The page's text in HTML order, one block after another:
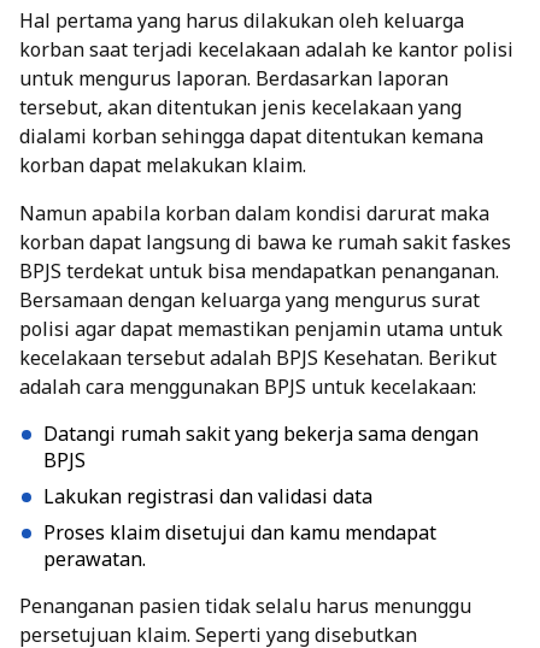
Hal pertama yang harus dilakukan oleh keluarga
korban saat terjadi kecelakaan adalah ke kantor polisi
untuk mengurus laporan. Berdasarkan laporan
tersebut, akan ditentukan jenis kecelakaan yang
dialami korban sehingga dapat ditentukan kemana
korban dapat melakukan klaim.
Namun apabila korban dalam kondisi darurat maka
korban dapat langsung di bawa ke rumah sakitfaskes
BPJS terdekat untuk bisa mendapatkan penanganan.
Bersamaan dengan keluarga yang mengurus surat
polisi agar dapat memastikan penjamin utama untuk
kecelakaan tersebut adalah BPJS Kesehatan. Berikut
adalah cara menggunakan BPJS untuk kecelakaan:
Datangi rumah sakit yang bekerja sama dengan
BPJS
Lakukan registrasi dan validasi data
Proses klaim disetujui dan kamu mendapat
perawatan.
Penanganan pasien tidak selalu harus menunggu
persetujuan klaim. Seperti yang disebutkan